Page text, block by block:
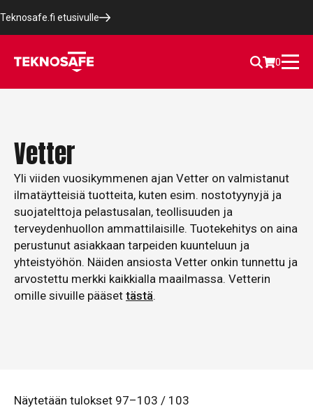
Teknosafe.fi etusivulle
0
Vetter
Yli viiden vuosikymmenen ajan Vetter on valmistanut
ilmatäytteisiä tuotteita, kuten esim. nostotyynyjä ja
suojatelttoja pelastusalan, teollisuuden ja
terveydenhuollon ammattilaisille. Tuotekehitys on aina
perustunut asiakkaan tarpeiden kuunteluun ja
yhteistyöhön. Näiden ansiosta Vetter onkin tunnettu ja
arvostettu merkki kaikkialla maailmassa. Vetterin
omille sivuille pääset tästä.
Näytetään tulokset 97–103 / 103